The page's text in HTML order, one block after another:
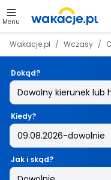
Menu
Wakacje.pl Wczasy
Dokąd?
Kiedy?
Jak i skąd?